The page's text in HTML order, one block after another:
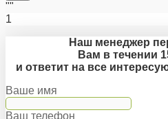
""
1
Наш менеджер
Вам в течении
и ответит на все
Ваше имя
Ваш телефон